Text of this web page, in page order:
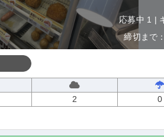
応募中 1 |
締切まで
2 0